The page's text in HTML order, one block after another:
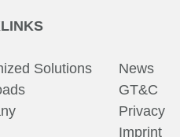
Solutions
News
GT&C
Privacy
Imprint